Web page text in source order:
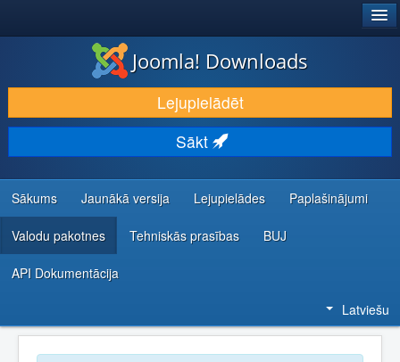
LEJUPIELĀDĒT UN PAPLAŠINĀT
ATKLĀJ UN IEMĀCIES
KOPIENA UN ATBALSTS
IZSTRĀDĀTĀJU RESURSI
Joomla! Downloads
Lejupielādēt
Sākt
Sākums Jaunākā versija Lejupielādes Paplašinājumi
Valodu pakotnes Tehniskās prasības BUJ
API Dokumentācija
Latviešu